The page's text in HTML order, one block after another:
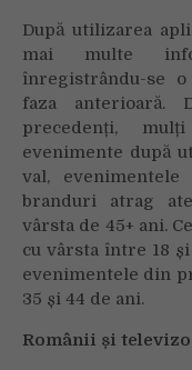
După utilizarea
mai multe
înregistrându-se
faza
precedenți,
evenimente după
val,
branduri atrag
vârsta de 45+ ani.
cu vârsta între 18
evenimentele din
35 și 44 de ani.
Românii și